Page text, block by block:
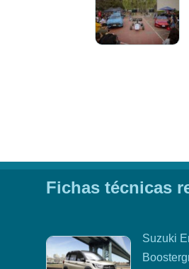
Fichas técnicas
Suzuki